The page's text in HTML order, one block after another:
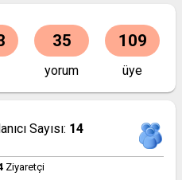
35
yorum
109
üye
Sayısı: 14
Ziyaretçi